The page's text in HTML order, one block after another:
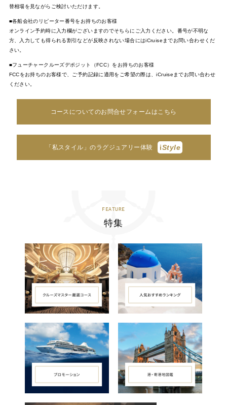
替相場を見ながらご検討いただけます。
■各船会社のリピーター番号をお持ちのお客様
オンライン予約時に入力欄がございますのでそちらにご入力ください。番号が不明な
方、入力しても得られる割引などが反映されない場合にはiCruiseまでお問い合わせくだ
さい。
■フューチャークルーズデポジット（FCC）をお持ちのお客様
FCCをお持ちのお客様で、ご予約記録に適用をご希望の際は、iCruiseまでお問い合わせ
ください。
コースについてのお問合せフォームはこちら
「私スタイル」のラグジュアリー体験 iStyle
FEATURE
特集